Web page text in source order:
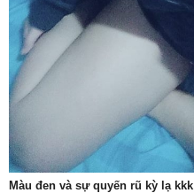
Màu đen và sự quyến rũ kỳ lạ kkk